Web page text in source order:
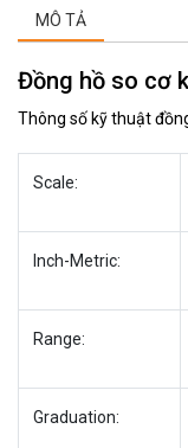
MÔ TẢ
Đồng hồ so cơ
Thông số kỹ thuật
Scale:
Inch-Metric:
Range:
Graduation: